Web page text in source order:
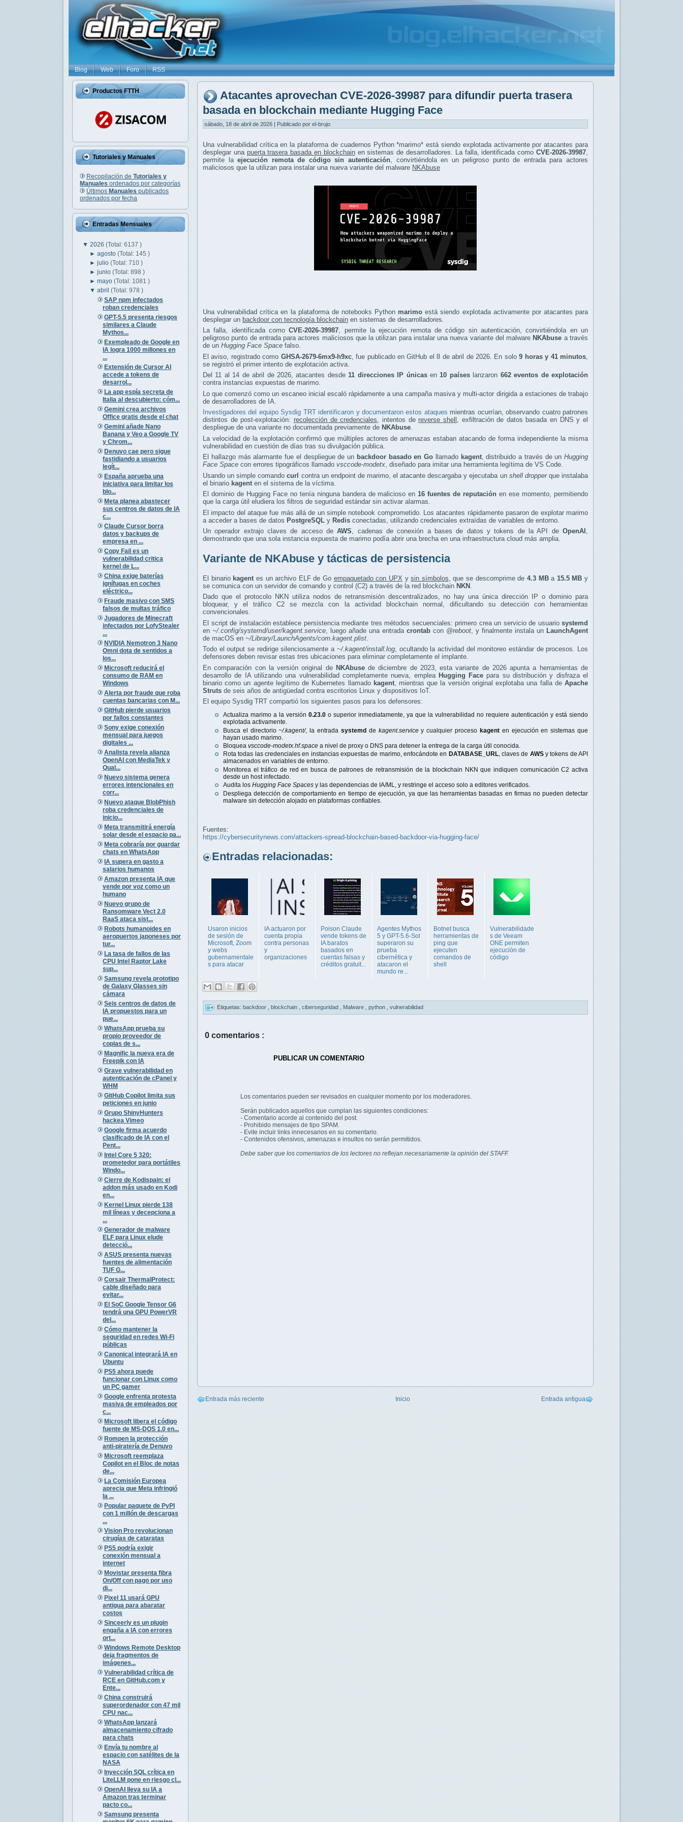
Blog Web Foro RSS
Productos FTTH
Tutoriales y Manuales
Recopilación de Tutoriales y
Manuales ordenados por categorías
Últimos Manuales publicados
ordenados por fecha
Entradas Mensuales
▼ 2026 (Total: 6137 )
►agosto(Total: 145 )
►julio(Total: 710 )
►junio(Total: 898 )
►mayo(Total: 1081 )
▼abril(Total: 978 )
SAP npm infectados
roban credenciales
GPT-5.5 presenta riesgos
similares a Claude
Mythos...
Exempleado de Google en
IA logra 1000 millones en
...
Extensión de Cursor AI
accede a tokens de
desarrol...
La app espía secreta de
Italia al descubierto: cóm...
Gemini crea archivos
Office gratis desde el chat
Gemini añade Nano
Banana y Veo a Google TV
y Chrom...
Denuvo cae pero sigue
fastidiando a usuarios
legít...
España aprueba una
iniciativa para limitar los
blo...
Meta planea abastecer
sus centros de datos de IA
c...
Claude Cursor borra
datos y backups de
empresa en ...
Copy Fail es un
vulnerabilidad critica
kernel de L...
China exige baterías
ignífugas en coches
eléctrico...
Fraude masivo con SMS
falsos de multas tráfico
Jugadores de Minecraft
infectados por LofyStealer
...
NVIDIA Nemotron 3 Nano
Omni dota de sentidos a
los...
Microsoft reducirá el
consumo de RAM en
Windows
Alerta por fraude que roba
cuentas bancarias con M...
GitHub pierde usuarios
por fallos constantes
Sony exige conexión
mensual para juegos
digitales ...
Analista revela alianza
OpenAI con MediaTek y
Qual...
Nuevo sistema genera
errores intencionales en
corr...
Nuevo ataque BlobPhish
roba credenciales de
inicio...
Meta transmitirá energía
solar desde el espacio pa...
Meta cobraría por guardar
chats en WhatsApp
IA supera en gasto a
salarios humanos
Amazon presenta IA que
vende por voz como un
humano
Nuevo grupo de
Ransomware Vect 2.0
RaaS ataca sist...
Robots humanoides en
aeropuertos japoneses por
tur...
La tasa de fallos de las
CPU Intel Raptor Lake
sup...
Samsung revela prototipo
de Galaxy Glasses sin
cámara
Seis centros de datos de
IA propuestos para un
pue...
WhatsApp prueba su
propio proveedor de
copias de s...
Magnific la nueva era de
Freepik con IA
Grave vulnerabilidad en
autenticación de cPanel y
WHM
GitHub Copilot limita sus
peticiones en junio
Grupo ShinyHunters
hackea Vimeo
Google firma acuerdo
clasificado de IA con el
Pent...
Intel Core 5 320:
prometedor para portátiles
Windo...
Cierre de Kodispain: el
addon más usado en Kodi
en...
Kernel Linux pierde 138
mil líneas y decepciona a
...
Generador de malware
ELF para Linux elude
detecció...
ASUS presenta nuevas
fuentes de alimentación
TUF G...
Corsair ThermalProtect:
cable diseñado para
evitar...
El SoC Google Tensor G6
tendrá una GPU PowerVR
del...
Cómo mantener la
seguridad en redes Wi-Fi
públicas
Canonical integrará IA en
Ubuntu
PS5 ahora puede
funcionar con Linux como
un PC gamer
Google enfrenta protesta
masiva de empleados por
c...
Microsoft libera el código
fuente de MS-DOS 1.0 en...
Rompen la protección
anti-piratería de Denuvo
Microsoft reemplaza
Copilot en el Bloc de notas
de...
La Comisión Europea
aprecia que Meta infringió
la ...
Popular paquete de PyPI
con 1 millón de descargas
...
Vision Pro revolucionan
cirugías de cataratas
PS5 podría exigir
conexión mensual a
internet
Movistar presenta fibra
On/Off con pago por uso
di...
Pixel 11 usará GPU
antigua para abaratar
costos
Sinceerly es un plugin
engaña a IA con errores
ort...
Windows Remote Desktop
deja fragmentos de
imágenes...
Vulnerabilidad crítica de
RCE en GitHub.com y
Ente...
China construirá
superordenador con 47 mil
CPU nac...
WhatsApp lanzará
almacenamiento cifrado
para chats
Envía tu nombre al
espacio con satélites de la
NASA
Inyección SQL crítica en
LiteLLM pone en riesgo cl...
OpenAI lleva su IA a
Amazon tras terminar
pacto co...
Samsung presenta
Atacantes aprovechan CVE-2026-39987 para difundir puerta trasera
basada en blockchain mediante Hugging Face
sábado, 18 de abril de 2026 | Publicado por el-brujo
Una vulnerabilidad crítica en la plataforma de cuadernos Python *marimo* está siendo explotada activamente por atacantes para
desplegar una puerta trasera basada en blockchainen sistemas de desarrolladores. La falla, identificada comoCVE-2026-39987
permite laejecución remota de código sin autenticación, convirtiéndola en un peligroso punto de entrada para actores
maliciosos que la utilizan para instalar una nueva variante del malware NKAbuse
Una vulnerabilidad crítica en la plataforma de notebooks Python marimo está siendo explotada activamente por atacantes para
desplegar un backdoor con tecnología blockchain en sistemas de desarrolladores.
La falla, identificada comoCVE-2026-39987, permite la ejecución remota de código sin autenticación, convirtiéndola en un
peligroso punto de entrada para actores maliciosos que la utilizan para instalar una nueva variante del malware NKAbuse a través
de un Hugging Face Space falso.
El aviso, registrado como GHSA-2679-6mx9-h9xc, fue publicado en GitHub el 8 de abril de 2026. En solo9 horas y 41 minutos
se registró el primer intento de explotación activa.
Del 11 al 14 de abril de 2026, atacantes desde11 direcciones IP únicasen10 paíseslanzaron 662 eventos de explotación
contra instancias expuestas de marimo.
Lo que comenzó como un escaneo inicial escaló rápidamente a una campaña masiva y multi-actor dirigida a estaciones de trabajo
de desarrolladores de IA.
Investigadores del equipo Sysdig TRT identificaron y documentaron estos ataques mientras ocurrían, observando cuatro patrones
distintos de post-explotación: recolección de credenciales, intentos de reverse shell , exfiltración de datos basada en DNS y el
despliegue de una variante no documentada previamente de NKAbuse.
La velocidad de la explotación confirmó que múltiples actores de amenazas estaban atacando de forma independiente la misma
vulnerabilidad en cuestión de días tras su divulgación pública.
El hallazgo más alarmante fue el despliegue de un backdoor basado en Go llamado kagent, distribuido a través de un Hugging
Face Space con errores tipográficos llamado vsccode-modetx, diseñado para imitar una herramienta legítima de VS Code.
Usando un simple comandocurl contra un endpoint de marimo, el atacante descargaba y ejecutaba un shell dropperque instalaba
el binario kagent en el sistema de la víctima.
El dominio de Hugging Face no tenía ninguna bandera de malicioso en16 fuentes de reputación en ese momento, permitiendo
que la carga útil eludiera los filtros de seguridad estándar sin activar alarmas.
El impacto del ataque fue más allá de un simple notebook comprometido. Los atacantes rápidamente pasaron de explotar marimo
a acceder a bases de datos PostgreSQL y Redis conectadas, utilizando credenciales extraídas de variables de entorno.
Un operador extrajo claves de acceso deAWS, cadenas de conexión a bases de datos y tokens de la API deOpenAI ,
demostrando que una sola instancia expuesta de marimo podía abrir una brecha en una infraestructura cloud más amplia.
Variante de NKAbuse y tácticas de persistencia
El binario kagent es un archivo ELF de Go empaquetado con UPX ysin símbolos , que se descomprime de 4.3 MBa 15.5 MB y
se comunica con un servidor de comando y control (C2) a través de la red blockchain NKN
Dado que el protocolo NKN utiliza nodos de retransmisión descentralizados, no hay una única dirección IP o dominio para
bloquear, y el tráfico C2 se mezcla con la actividad blockchain normal, dificultando su detección con herramientas
convencionales.
El script de instalación establece persistencia mediante tres métodos secuenciales: primero crea un servicio de usuario systemd
en ~/.config/systemd/user/kagent.service , luego añade una entrada crontab con @reboot , y finalmente instala un LaunchAgent
de macOS en ~/Library/LaunchAgents/com.kagent.plist
Todo el output se redirige silenciosamente a ~/.kagent/install.log, ocultando la actividad del monitoreo estándar de procesos. Los
defensores deben revisar estas tres ubicaciones para eliminar completamente el implante.
En comparación con la versión original de NKAbusede diciembre de 2023, esta variante de 2026 apunta a herramientas de
desarrollo de IA utilizando una vulnerabilidad completamente nueva, emplea Hugging Face para su distribución y disfraza el
binario como un agente legítimo de Kubernetes llamado kagent, mientras que la versión original explotaba una falla deApache
Struts de seis años de antigüedad contra escritorios Linux y dispositivos IoT.
El equipo Sysdig TRT compartió los siguientes pasos para los defensores:
Actualiza marimo a la versión 0.23.0 o superior inmediatamente, ya que la vulnerabilidad no requiere autenticación y está siendo
explotada activamente.
Busca el directorio~/.kagent/, la entrada systemdde kagent.servicey cualquier proceso kagenten ejecución en sistemas que
hayan usado marimo.
Bloquea vsccode-modetx.hf.space a nivel de proxy o DNS para detener la entrega de la carga útil conocida.
Rota todas las credenciales en instancias expuestas de marimo, enfocándote en DATABASE_URL, claves de AWSy tokens de API
almacenados en variables de entorno.
Monitorea el tráfico de red en busca de patrones de retransmisión de la blockchain NKN que indiquen comunicación C2 activa
desde un host infectado.
Audita los Hugging Face Spaces y las dependencias de IA/ML, y restringe el acceso solo a editores verificados.
Despliega detección de comportamiento en tiempo de ejecución, ya que las herramientas basadas en firmas no pueden detectar
malware sin detección alojado en plataformas confiables.
Fuentes:
https://cybersecuritynews.com/attackers-spread-blockchain-based-backdoor-via-hugging-face/
Entradas relacionadas:
Usaron inicios
de sesión de
Microsoft, Zoom
y webs
gubernamentale
s para atacar
IA actuaron por
cuenta propia
contra personas
y
organizaciones
Poison Claude
vende tokens de
IA baratos
basados en
cuentas falsas y
créditos gratuit...
Agentes Mythos
5 y GPT-5.6-Sol
superaron su
prueba
cibernética y
atacaron el
mundo re...
Botnet busca
herramientas de
ping que
ejecuten
comandos de
shell
Vulnerabilidade
s de Veeam
ONE permiten
ejecución de
código
Etiquetas: backdoor blockchain ciberseguridad Malware python vulnerabilidad
0 comentarios :
PUBLICAR UN COMENTARIO
Los comentarios pueden ser revisados en cualquier momento por los moderadores.
Serán publicados aquellos que cumplan las siguientes condiciones:
- Comentario acorde al contenido del post.
- Prohibido mensajes de tipo SPAM.
- Evite incluir links innecesarios en su comentario.
- Contenidos ofensivos, amenazas e insultos no serán permitidos.
Debe saber que los comentarios de los lectores no reflejan necesariamente la opinión del STAFF.
Entrada más reciente Entrada antigua
Inicio